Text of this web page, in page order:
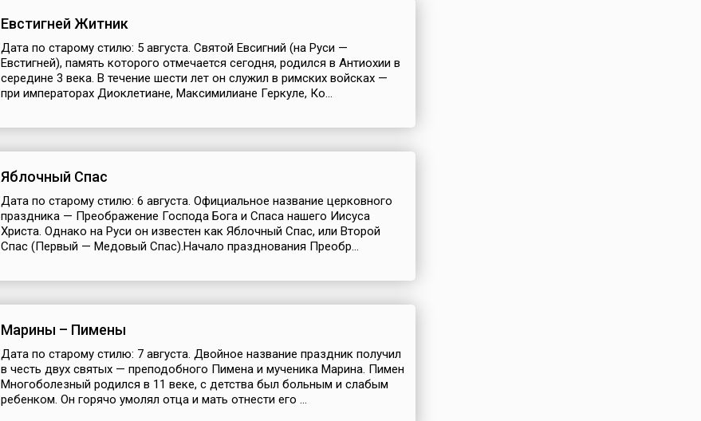
Евстигней Житник
Дата по старому стилю: 5 августа. Святой Евсигний (на Руси —
Евстигней), память которого отмечается сегодня, родился в Антиохии в
середине 3 века. В течение шести лет он служил в римских войсках —
при императорах Диоклетиане, Максимилиане Геркуле, Ко...
Яблочный Спас
Дата по старому стилю: 6 августа. Официальное название церковного
праздника — Преображение Господа Бога и Спаса нашего Иисуса
Христа. Однако на Руси он известен как Яблочный Спас, или Второй
Спас (Первый — Медовый Спас).Начало празднования Преобр...
Марины – Пимены
Дата по старому стилю: 7 августа. Двойное название праздник получил
в честь двух святых — преподобного Пимена и мученика Марина. Пимен
Многоболезный родился в 11 веке, с детства был больным и слабым
ребенком. Он горячо умолял отца и мать отнести его ...